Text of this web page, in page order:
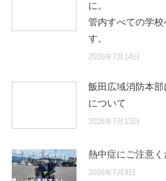
管内すべての学
す。
2026年7月14日
飯田広域消防本
について
2026年7月13日
熱中症にご注意く
2026年7月9日